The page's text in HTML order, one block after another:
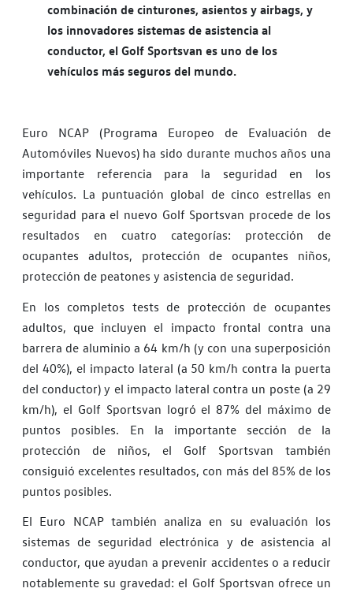
combinación de cinturones, asientos y airbags, y
los innovadores sistemas de asistencia al
conductor, el Golf Sportsvan es uno de los
vehículos más seguros del mundo.
Euro NCAP (Programa Europeo de Evaluación de
Automóviles Nuevos) ha sido durante muchos años una
importante referencia para la seguridad en los
vehículos. La puntuación global de cinco estrellas en
seguridad para el nuevo Golf Sportsvan procede de los
resultados en cuatro categorías: protección de
ocupantes adultos, protección de ocupantes niños,
protección de peatones y asistencia de seguridad.
En los completos tests de protección de ocupantes
adultos, que incluyen el impacto frontal contra una
barrera de aluminio a 64 km/h (y con una superposición
del 40%), el impacto lateral (a 50 km/h contra la puerta
del conductor) y el impacto lateral contra un poste (a 29
km/h), el Golf Sportsvan logró el 87% del máximo de
puntos posibles. En la importante sección de la
protección de niños, el Golf Sportsvan también
consiguió excelentes resultados, con más del 85% de los
puntos posibles.
El Euro NCAP también analiza en su evaluación los
sistemas de seguridad electrónica y de asistencia al
conductor, que ayudan a prevenir accidentes o a reducir
notablemente su gravedad: el Golf Sportsvan ofrece un